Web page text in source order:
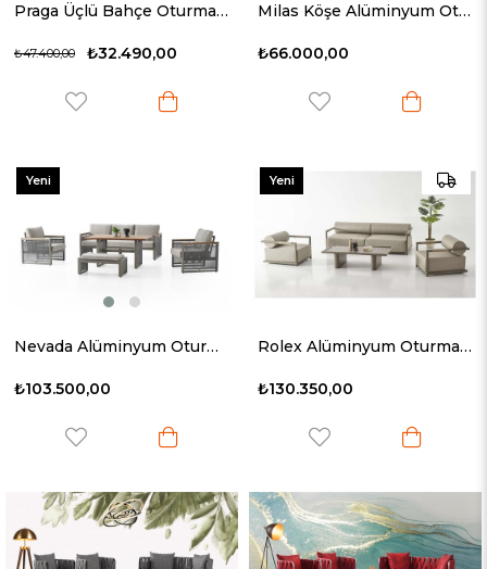
Praga Üçlü Bahçe Oturma Grubu
₺32.490,00
₺47.400,00
Milas Köşe Alüminyum Oturma Grubu
₺66.000,00
Nevada Alüminyum Oturma Grubu
₺103.500,00
Yeni
Rolex Alüminyum Oturma Grubu
₺130.350,00
Yeni